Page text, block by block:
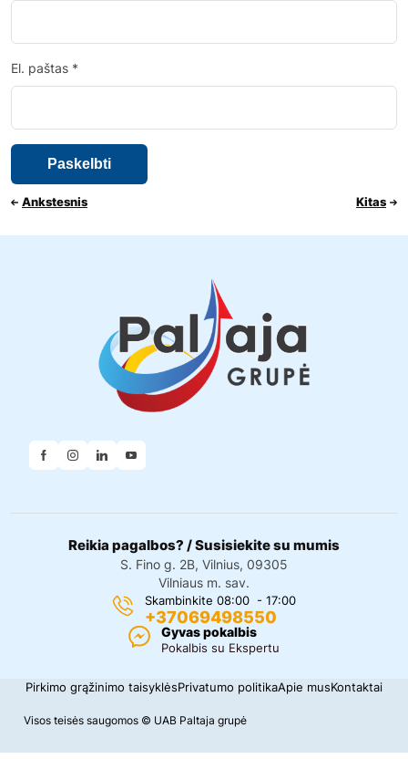
El. paštas *
Ankstesnis Kitas
Reikia pagalbos? / Susisiekite su mumis
S. Fino g. 2B, Vilnius, 09305
Vilniaus m. sav.
Skambinkite 08:00 - 17:00
+37069498550
Gyvas pokalbis
Pokalbis su Ekspertu
Visos teisės saugomos © UAB Paltaja grupė
Pirkimo grąžinimo taisyklėsPrivatumo politikaApie musKontaktai